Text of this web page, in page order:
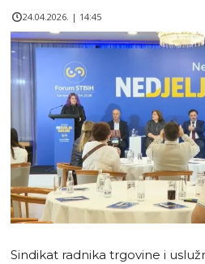
24.04.2026. | 14:45
Sindikat radnika trgovine i